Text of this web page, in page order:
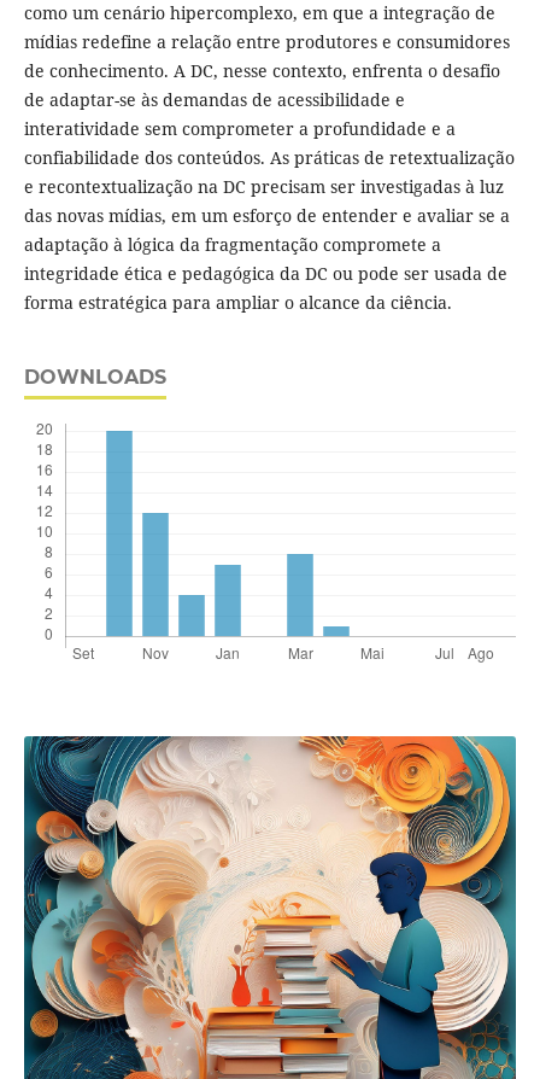
como um cenário hipercomplexo, em que a integração de
mídias redefine a relação entre produtores e consumidores
de conhecimento. A DC, nesse contexto, enfrenta o desafio
de adaptar-se às demandas de acessibilidade e
interatividade sem comprometer a profundidade e a
confiabilidade dos conteúdos. As práticas de retextualização
e recontextualização na DC precisam ser investigadas à luz
das novas mídias, em um esforço de entender e avaliar se a
adaptação à lógica da fragmentação compromete a
integridade ética e pedagógica da DC ou pode ser usada de
forma estratégica para ampliar o alcance da ciência.
DOWNLOADS